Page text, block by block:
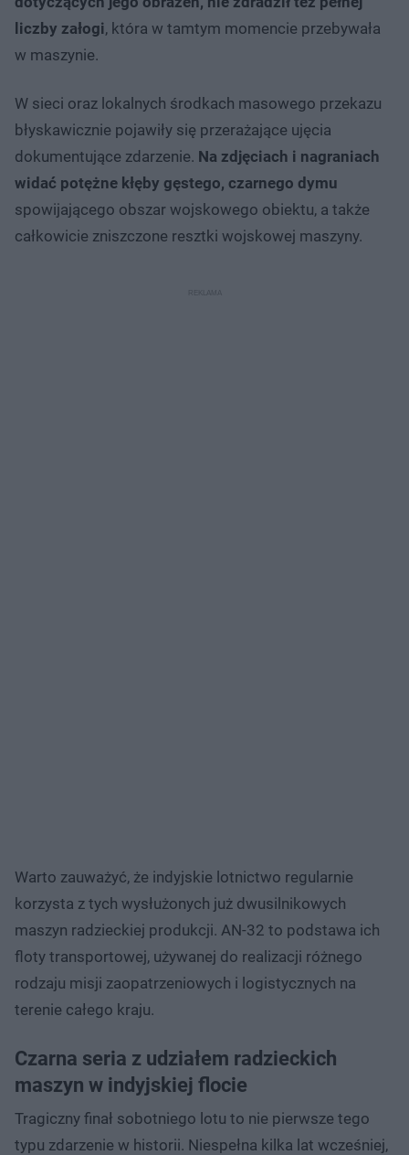
liczby załogi, która w tamtym momencie przebywała
w maszynie.
W sieci oraz lokalnych środkach masowego przekazu
błyskawicznie pojawiły się przerażające ujęcia
dokumentujące zdarzenie. Na zdjęciach i nagraniach
widać potężne kłęby gęstego, czarnego dymu
spowijającego obszar wojskowego obiektu, a także
całkowicie zniszczone resztki wojskowej maszyny.
Warto zauważyć, że indyjskie lotnictwo regularnie
korzysta z tych wysłużonych już dwusilnikowych
maszyn radzieckiej produkcji. AN-32 to podstawa ich
floty transportowej, używanej do realizacji różnego
rodzaju misji zaopatrzeniowych i logistycznych na
terenie całego kraju.
Czarna seria z udziałem radzieckich
maszyn w indyjskiej flocie
Tragiczny finał sobotniego lotu to nie pierwsze tego
typu zdarzenie w historii. Niespełna kilka lat wcześniej,